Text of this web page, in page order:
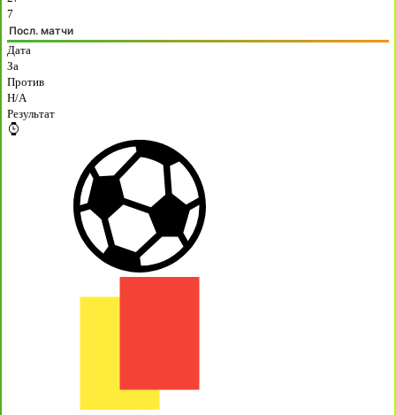
7
Посл. матчи
Дата
За
Против
H/A
Результат